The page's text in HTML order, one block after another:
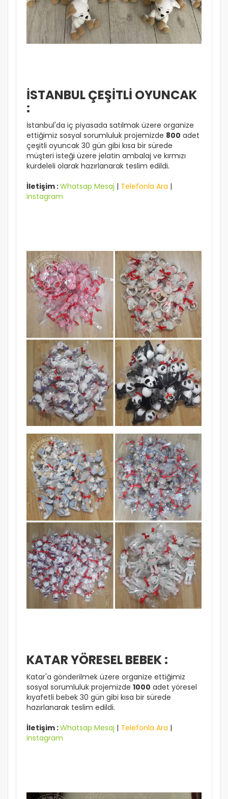
İSTANBUL ÇEŞİTLİ OYUNCAK
:
İstanbul'da iç piyasada satılmak üzere organize
ettiğimiz sosyal sorumluluk projemizde 800 adet
çeşitli oyuncak 30 gün gibi kısa bir sürede
müşteri isteği üzere jelatin ambalaj ve kırmızı
kurdeleli olarak hazırlanarak teslim edildi.
İletişim :Whatsap Mesaj | Telefonla Ara |
instagram
KATAR YÖRESEL BEBEK :
Katar'a gönderilmek üzere organize ettiğimiz
sosyal sorumluluk projemizde 1000 adet yöresel
kıyafetli bebek 30 gün gibi kısa bir sürede
hazırlanarak teslim edildi.
İletişim :Whatsap Mesaj | Telefonla Ara |
instagram